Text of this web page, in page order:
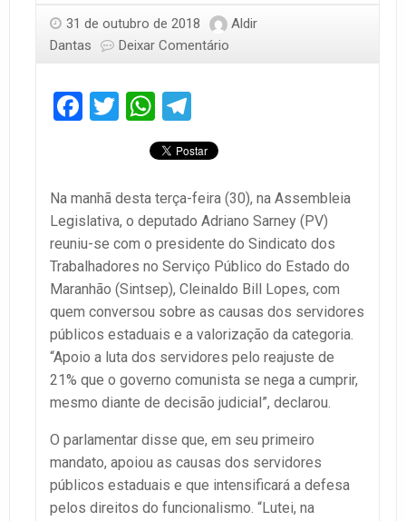
31 de outubro de 2018
Aldir
Dantas
Deixar Comentário
Facebook
TwitterWhatsApp
Na manhã desta terça-feira (30), na Assembleia
Legislativa, o deputado Adriano Sarney (PV)
reuniu-se com o presidente do Sindicato dos
Trabalhadores no Serviço Público do Estado do
Maranhão (Sintsep), Cleinaldo Bill Lopes, com
quem conversou sobre as causas dos servidores
públicos estaduais e a valorização da categoria.
“Apoio a luta dos servidores pelo reajuste de
21% que o governo comunista se nega a cumprir,
mesmo diante de decisão judicial”, declarou.
O parlamentar disse que, em seu primeiro
mandato, apoiou as causas dos servidores
públicos estaduais e que intensificará a defesa
pelos direitos do funcionalismo. “Lutei, na